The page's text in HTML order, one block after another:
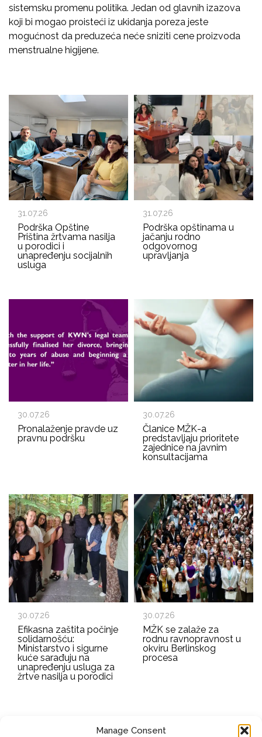
Manage Consent
sistemsku promenu politika. Jedan od glavnih izazova
koji bi mogao proisteći iz ukidanja poreza jeste
mogućnost da preduzeća neće sniziti cene proizvoda
menstrualne higijene.
31.07.26
Podrška Opštine
Priština žrtvama nasilja
u porodici i
unapređenju socijalnih
usluga
31.07.26
Podrška opštinama u
jačanju rodno
odgovornog
upravljanja
30.07.26
Pronalaženje pravde uz
pravnu podršku
30.07.26
Članice MŽK-a
predstavljaju prioritete
zajednice na javnim
konsultacijama
30.07.26
Efikasna zaštita počinje
solidarnošću:
Ministarstvo i sigurne
kuće sarađuju na
unapređenju usluga za
žrtve nasilja u porodici
30.07.26
MŽK se zalaže za
rodnu ravnopravnost u
okviru Berlinskog
procesa